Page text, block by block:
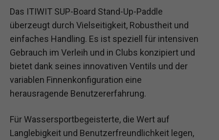
Das ITIWIT SUP-Board Stand-Up-Paddle
überzeugt durch Vielseitigkeit, Robustheit und
einfaches Handling. Es ist speziell für intensiven
Gebrauch im Verleih und in Clubs konzipiert und
bietet dank seines innovativen Ventils und der
variablen Finnenkonfiguration eine
herausragende Benutzererfahrung.
Für Wassersportbegeisterte, die Wert auf
Langlebigkeit und Benutzerfreundlichkeit legen,